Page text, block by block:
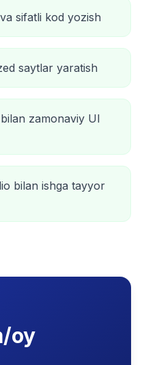
sifatli kod yozish
saytlar yaratish
zamonaviy UI
bilan ishga tayyor
oy